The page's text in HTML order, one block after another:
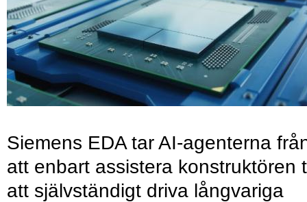
Siemens EDA tar AI-agenterna
att enbart assistera konstruktören
att självständigt driva långvariga